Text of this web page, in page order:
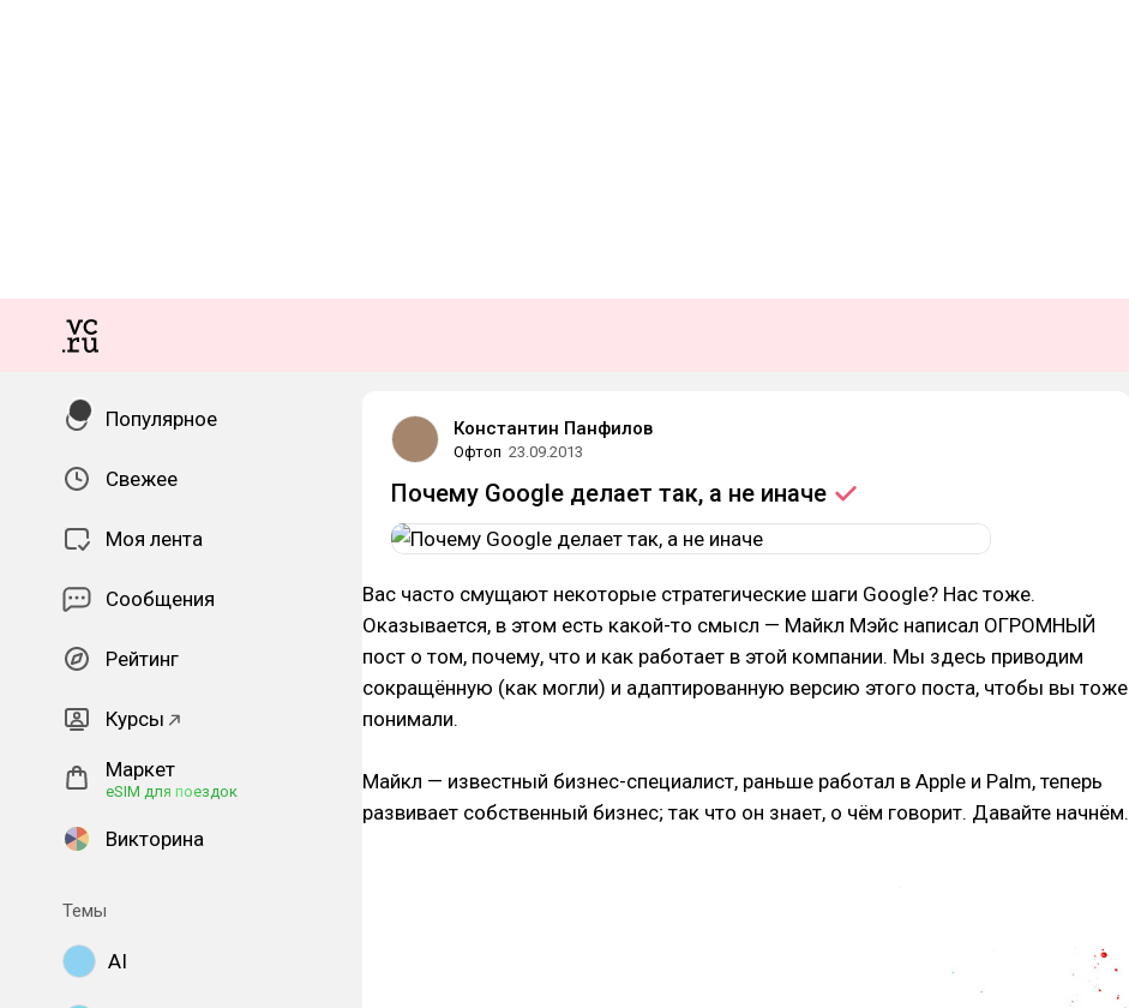
Популярное
Свежее
Моя лента
Сообщения
Рейтинг
Курсы
Маркет
eSIM для поездок
Викторина
Темы
AI
Константин Панфилов
Офтоп 23.09.2013
Почему Google делает так, а не иначе
Вас часто смущают некоторые стратегические шаги Google? Нас тоже.
Оказывается, в этом есть какой-то смысл — Майкл Мэйс написал ОГРОМНЫЙ
пост о том, почему, что и как работает в этой компании. Мы здесь приводим
сокращённую (как могли) и адаптированную версию этого поста, чтобы вы тоже
понимали.
Майкл — известный бизнес-специалист, раньше работал в Apple и Palm, теперь
развивает собственный бизнес; так что он знает, о чём говорит. Давайте начнём.